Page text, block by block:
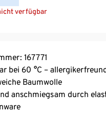
verfügbar
167771
bei 60 °C –
Baumwolle
anschmiegsam durch